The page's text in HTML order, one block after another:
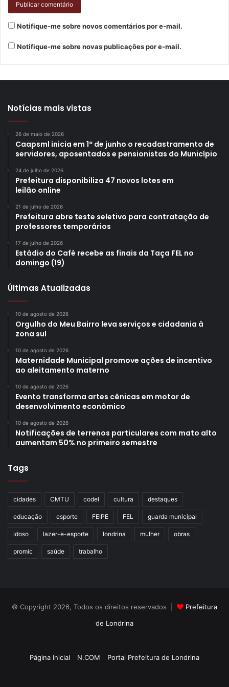
A superintendente da Santa Casa, Ana Paula Cantelmo,
comentou que no hospital a equipe de pediatria também
vem observando o crescimento dos casos. Além da
crianças na família. “Sugerimos evitar locais fechados e de
parceria firmada com a Prefeitura, ela reforçou a
disposição da instituição em contribuir para que a
população receba um atendimento adequado: “Estamos
juntos para o que der e vier, porque este é nosso espírito,
Gostei
Etiquetas ampliação de vagas
consulta médica
saúde
Secretaria Municipal de Saúde
Síndrome Gripal
síndromes respiratórias
SRAG
Notifique-me sobre novos comentários por e-mail.
Notifique-me sobre novas publicações por e-mail.
Notícias mais vistas
26 de maio de 2026
Caapsml inicia em 1º de junho o recadastramento de
servidores, aposentados e pensionistas do Município
24 de julho de 2026
Prefeitura disponibiliza 47 novos lotes em
leilão online
21 de julho de 2026
Prefeitura abre teste seletivo para contratação de
professores temporários
17 de julho de 2026
Estádio do Café recebe as finais da Taça FEL no
domingo (19)
Últimas Atualizadas
10 de agosto de 2026
Orgulho do Meu Bairro leva serviços e cidadania à
zona sul
10 de agosto de 2026
Maternidade Municipal promove ações de incentivo
ao aleitamento materno
10 de agosto de 2026
Evento transforma artes cênicas em motor de
desenvolvimento econômico
10 de agosto de 2026
Notificações de terrenos particulares com mato alto
aumentam 50% no primeiro semestre
Tags
cidades CMTU codel cultura destaques
educação esporte FEIPE FEL guarda municipal
idoso lazer-e-esporte londrina mulher obras
promic saúde trabalho
© Copyright 2026, Todos os direitos reservados |
Prefeitura
de Londrina
Página Inicial N.COM Portal Prefeitura de Londrina